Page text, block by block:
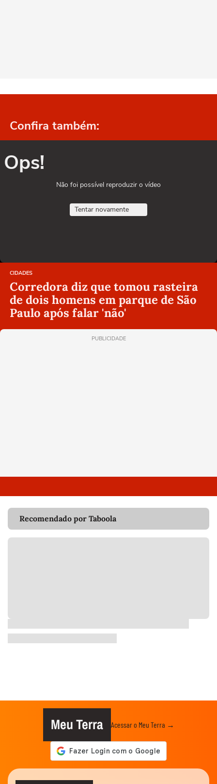
Confira também:
Ops!
Não foi possível reproduzir o vídeo
Tentar novamente
CIDADES
Corredora diz que tomou rasteira
de dois homens em parque de São
Paulo após falar 'não'
PUBLICIDADE
Recomendado por Taboola
Meu Terra Acessar o Meu Terra →